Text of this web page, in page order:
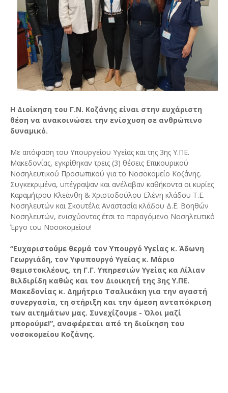
Η Διοίκηση του Γ.Ν. Κοζάνης είναι στην ευχάριστη
θέση να ανακοινώσει την ενίσχυση σε ανθρώπινο
δυναμικό.
Με απόφαση του Υπουργείου Υγείας και της 3ης Υ.ΠΕ.
Μακεδονίας, εγκρίθηκαν τρεις (3) θέσεις Επικουρικού
Νοσηλευτικού Προσωπικού για το Νοσοκομείο Κοζάνης.
Συγκεκριμένα, υπέγραψαν και ανέλαβαν καθήκοντα οι κυρίες
Καραμήτρου Κλεάνθη & Χριστοδούλου Ελένη κλάδου Τ.Ε.
Νοσηλευτών και Σκουτέλα Αναστασία κλάδου Δ.Ε. Βοηθών
Νοσηλευτών, ενισχύοντας έτσι το παραγόμενο Νοσηλευτικό
Έργο του Νοσοκομείου!
“Ευχαριστούμε θερμά τον Υπουργό Υγείας κ. Άδωνη
Γεωργιάδη, τον Υφυπουργό Υγείας κ. Μάριο
Θεμιστοκλέους, τη Γ.Γ. Υπηρεσιών Υγείας κα Λίλιαν
Βιλδιρίδη καθώς και τον Διοικητή της 3ης Υ.ΠΕ.
Μακεδονίας κ. Δημήτριο Τσαλικάκη για την αγαστή
συνεργασία, τη στήριξη και την άμεση ανταπόκριση
των αιτημάτων μας. Συνεχίζουμε - Όλοι μαζί
μπορούμε!”, αναφέρεται από τη διοίκηση του
νοσοκομείου Κοζάνης.